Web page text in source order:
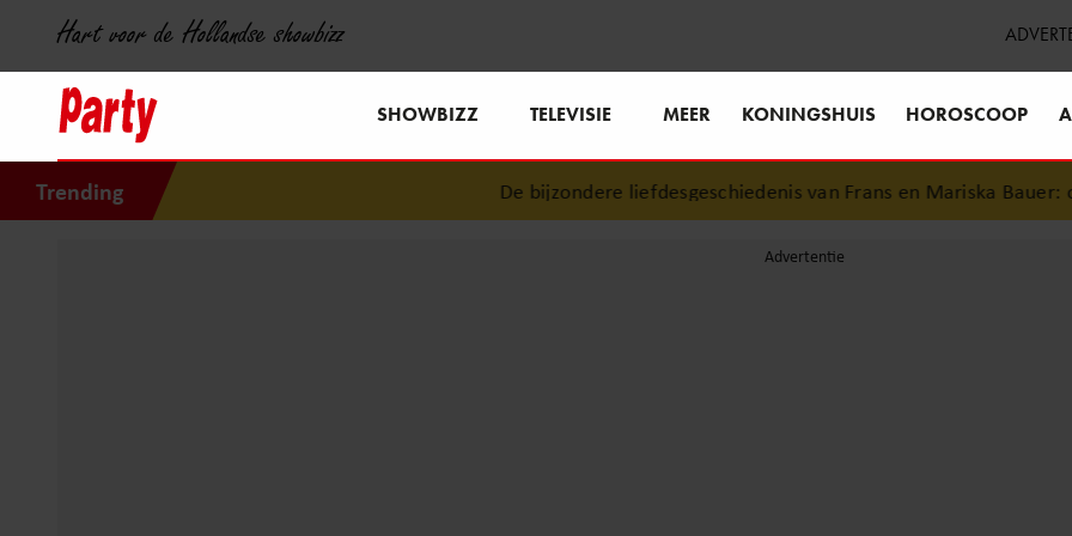
Hart voor de Hollandse showbizz
SHOWBIZZ TELEVISIE MEER KONINGSHUIS HOROSCOOP
Trending De bijzondere liefdesgeschiedenis van Frans en Mariska Bauer: